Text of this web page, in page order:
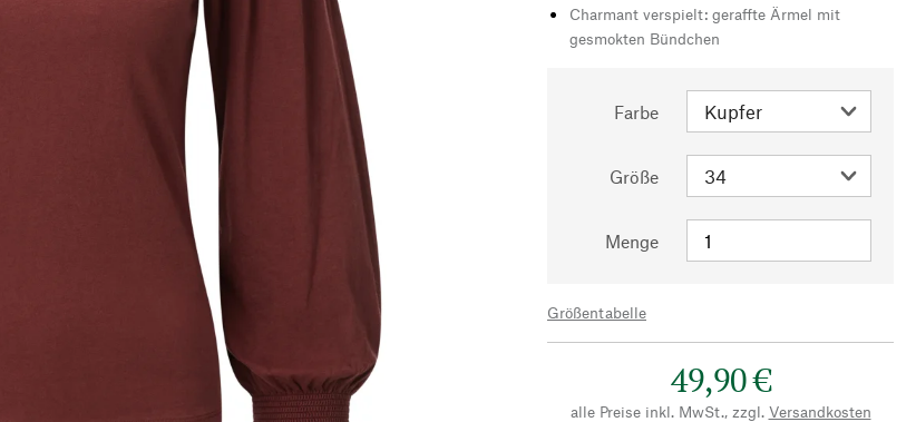
Charmant verspielt: geraffte Ärmel mit
gesmokten Bündchen
Farbe
Größe
Menge
Größentabelle
49,90 €
alle Preise inkl. MwSt., zzgl. Versandkosten